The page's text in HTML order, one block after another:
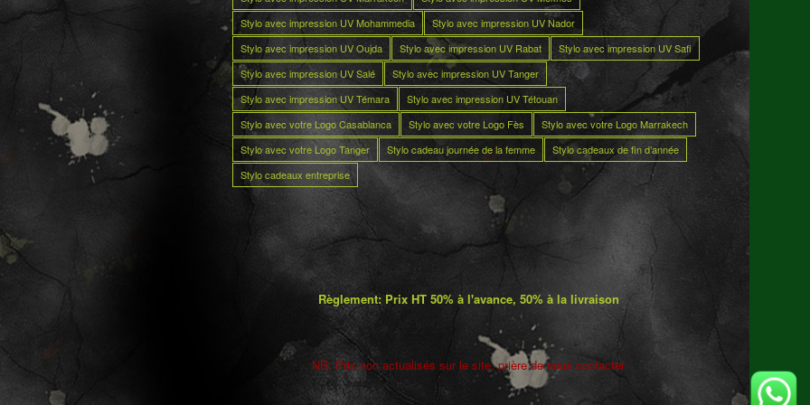
Stylo avec impression UV Mohammedia
Stylo avec impression UV Nador
Stylo avec impression UV Oujda
Stylo avec impression UV Rabat
Stylo avec impression UV Safi
Stylo avec impression UV Salé
Stylo avec impression UV Tanger
Stylo avec impression UV Témara
Stylo avec impression UV Tétouan
Stylo avec votre Logo Casablanca
Stylo avec votre Logo Fès
Stylo avec votre Logo Marrakech
Stylo avec votre Logo Tanger
Stylo cadeau journée de la femme
Stylo cadeaux de fin d’année
Stylo cadeaux entreprise
Règlement: Prix HT 50% à l'avance, 50% à la livraison
NB: Prix non actualisés sur le site. prière de nous contacter 5